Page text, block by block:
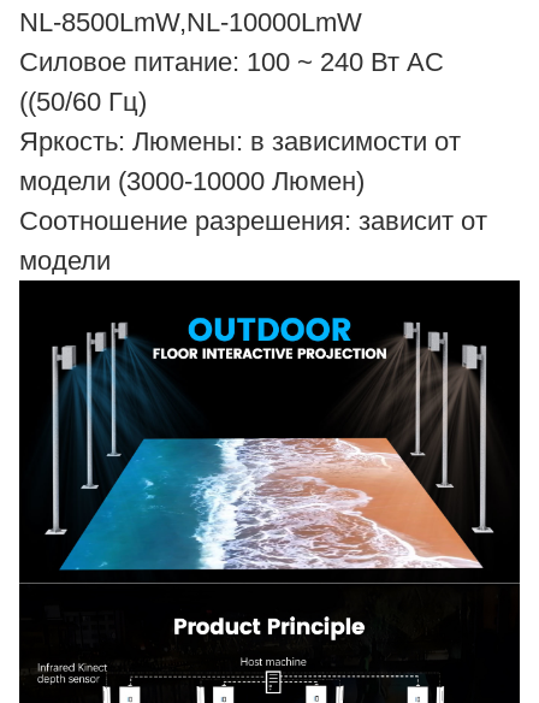
NL-8500LmW,NL-10000LmW
Силовое питание: 100 ~ 240 Вт AC
((50/60 Гц)
Яркость: Люмены: в зависимости от
модели (3000-10000 Люмен)
Соотношение разрешения: зависит от
модели